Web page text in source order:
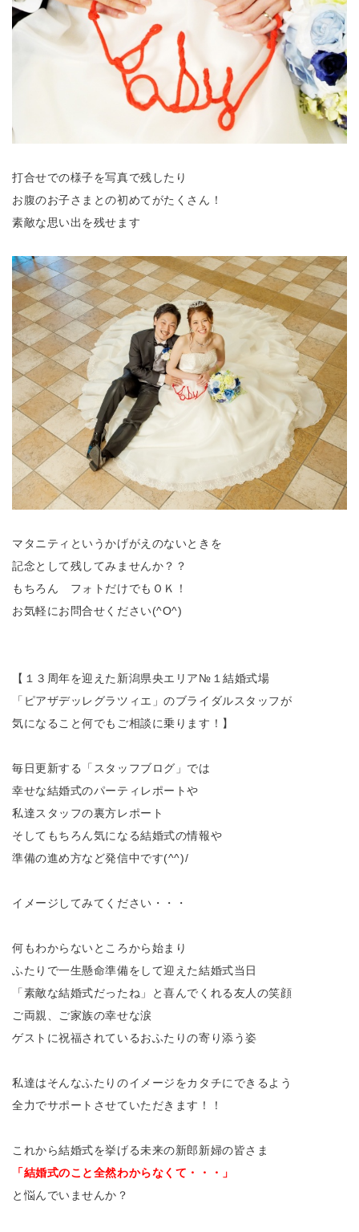
打合せでの様子を写真で残したり
お腹のお子さまとの初めてがたくさん！
素敵な思い出を残せます
マタニティというかげがえのないときを
記念として残してみませんか？？
もちろん フォトだけでもＯＫ！
お気軽にお問合せください(^O^)
【１３周年を迎えた新潟県央エリア№１結婚式場
「ピアザデッレグラツィエ」のブライダルスタッフが
気になること何でもご相談に乗ります！】
毎日更新する「スタッフブログ」では
幸せな結婚式のパーティレポートや
私達スタッフの裏方レポート
そしてもちろん気になる結婚式の情報や
準備の進め方など発信中です(^^)/
イメージしてみてください・・・
何もわからないところから始まり
ふたりで一生懸命準備をして迎えた結婚式当日
「素敵な結婚式だったね」と喜んでくれる友人の笑顔
ご両親、ご家族の幸せな涙
ゲストに祝福されているおふたりの寄り添う姿
私達はそんなふたりのイメージをカタチにできるよう
全力でサポートさせていただきます！！
これから結婚式を挙げる未来の新郎新婦の皆さま
「結婚式のこと全然わからなくて・・・」
と悩んでいませんか？